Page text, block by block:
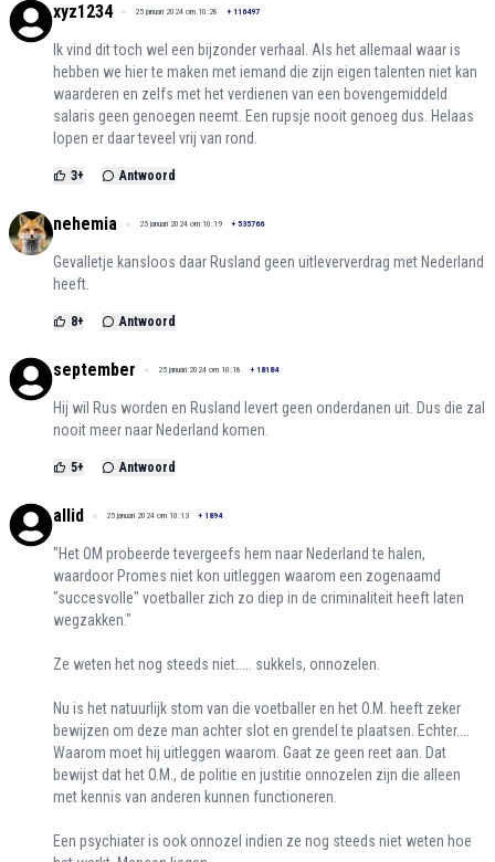
xyz1234 25 januari 2024 om 10:28 + 116497
Ik vind dit toch wel een bijzonder verhaal. Als het allemaal waar is
hebben we hier te maken met iemand die zijn eigen talenten niet kan
waarderen en zelfs met het verdienen van een bovengemiddeld
salaris geen genoegen neemt. Een rupsje nooit genoeg dus. Helaas
lopen er daar teveel vrij van rond.
3+ Antwoord
nehemia 25 januari 2024 om 10:19 + 535766
Gevalletje kansloos daar Rusland geen uitleververdrag met Nederland
heeft.
8+ Antwoord
september 25 januari 2024 om 10:18 + 18184
Hij wil Rus worden en Rusland levert geen onderdanen uit. Dus die zal
nooit meer naar Nederland komen.
5+ Antwoord
allid 25 januari 2024 om 10:13 + 1894
"Het OM probeerde tevergeefs hem naar Nederland te halen,
waardoor Promes niet kon uitleggen waarom een zogenaamd
"succesvolle" voetballer zich zo diep in de criminaliteit heeft laten
wegzakken."
Ze weten het nog steeds niet..... sukkels, onnozelen.
Nu is het natuurlijk stom van die voetballer en het O.M. heeft zeker
bewijzen om deze man achter slot en grendel te plaatsen. Echter....
Waarom moet hij uitleggen waarom. Gaat ze geen reet aan. Dat
bewijst dat het O.M., de politie en justitie onnozelen zijn die alleen
met kennis van anderen kunnen functioneren.
Een psychiater is ook onnozel indien ze nog steeds niet weten hoe